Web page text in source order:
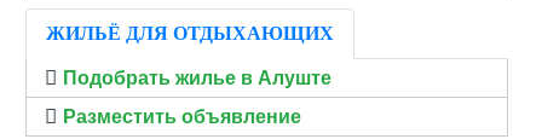
ЖИЛЬЁ ДЛЯ ОТДЫХАЮЩИХ
Подобрать жилье в Алуште
Разместить объявление